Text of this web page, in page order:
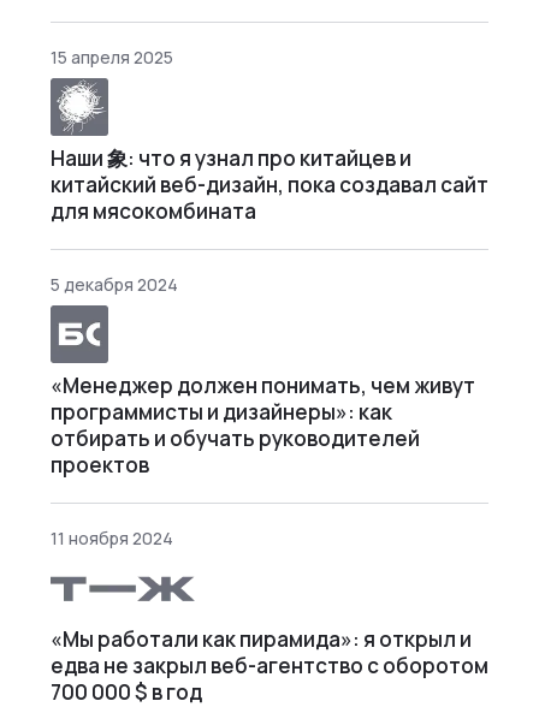
15 апреля 2025
Наши 象: что я узнал про китайцев и
китайский веб-дизайн, пока создавал сайт
для мясокомбината
5 декабря 2024
«Менеджер должен понимать, чем живут
программисты и дизайнеры»: как
отбирать и обучать руководителей
проектов
11 ноября 2024
«Мы работали как пирамида»: я открыл и
едва не закрыл веб⁠-⁠агентство с оборотом
700 000 $ в год